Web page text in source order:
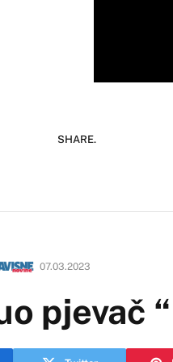
SHARE.
07.03.2023
pjevač